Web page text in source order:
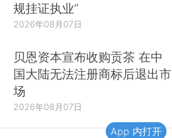
规挂证执业”
2026年08月07日
贝恩资本宣布收购贡茶 在中
国大陆无法注册商标后退出市
场
2026年08月07日
App 内打开